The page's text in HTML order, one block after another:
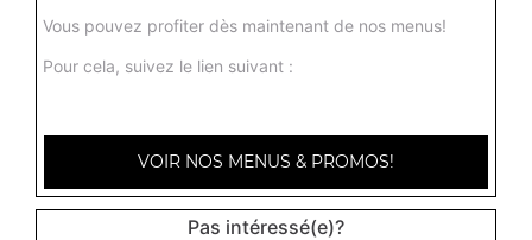
2.50€
Vous pouvez profiter dès maintenant de nos menus!
Pour cela, suivez le lien suivant :
VOIR NOS MENUS & PROMOS!
Pas intéressé(e)?